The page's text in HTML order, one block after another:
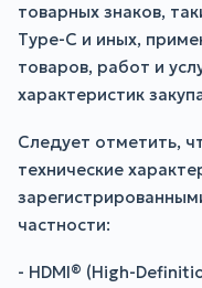
товарных знаков,
Type-C и иных,
товаров, работ и
характеристик
Следует отметить,
технические
частности:
- HDMI® (High-